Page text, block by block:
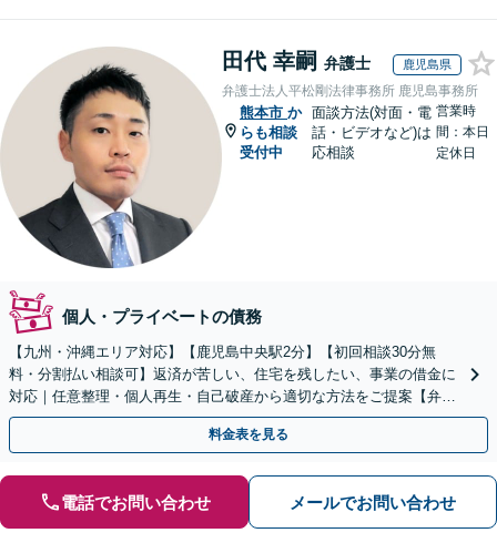
田代 幸嗣 弁護士 鹿児島県
弁護士法人平松剛法律事務所 鹿児島事務所
熊本市 か
らも相談
受付中
面談方法(対面・電
話・ビデオなど)は
応相談
営業時
間：本日
定休日
個人・プライベートの債務
【九州・沖縄エリア対応】【鹿児島中央駅2分】【初回相談30分無
料・分割払い相談可】返済が苦しい、住宅を残したい、事業の借金に
対応｜任意整理・個人再生・自己破産から適切な方法をご提案【弁護
士歴10年以上】
料金表を見る
電話でお問い合わせ メールでお問い合わせ